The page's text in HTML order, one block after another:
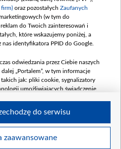
firm) oraz pozostałych Zaufanych
marketingowych (w tym do
do Twoich zainteresowań i
które wskazujemy poniżej, a
nas identyfikatora PPID do Google.
odwiedzania przez Ciebie naszych
„Portalem”, w tym informacje
jak: pliki cookie, sygnalizatory
umożliwiających świadczenie
odwiedzania przez Ciebie
zaawansowane
do serwisu